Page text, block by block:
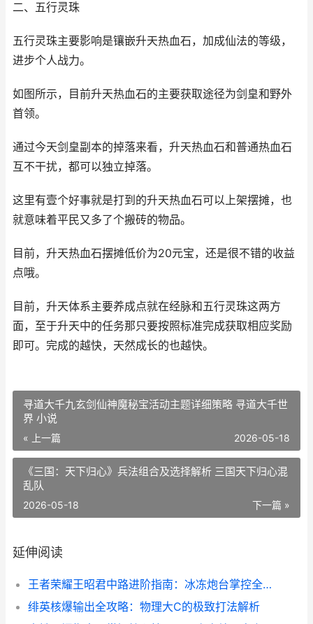
二、五行灵珠
五行灵珠主要影响是镶嵌升天热血石，加成仙法的等级，
进步个人战力。
如图所示，目前升天热血石的主要获取途径为剑皇和野外
首领。
通过今天剑皇副本的掉落来看，升天热血石和普通热血石
互不干扰，都可以独立掉落。
这里有壹个好事就是打到的升天热血石可以上架摆摊，也
就意味着平民又多了个搬砖的物品。
目前，升天热血石摆摊低价为20元宝，还是很不错的收益
点哦。
目前，升天体系主要养成点就在经脉和五行灵珠这两方
面，至于升天中的任务那只要按照标准完成获取相应奖励
即可。完成的越快，天然成长的也越快。
寻道大千九玄剑仙神魔秘宝活动主题详细策略 寻道大千世
界 小说
« 上一篇 2026-05-18
《三国：天下归心》兵法组合及选择解析 三国天下归心混
乱队
下一篇 »
2026-05-18
延伸阅读
王者荣耀王昭君中路进阶指南：冰冻炮台掌控全场！
绯英核爆输出全攻略：物理大C的极致打法解析